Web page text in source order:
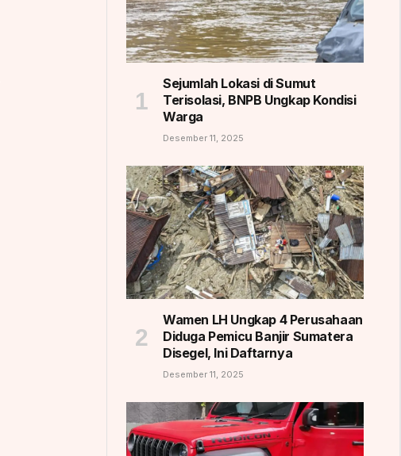
Sejumlah Lokasi di Sumut
Terisolasi, BNPB Ungkap Kondisi
Warga
Desember 11, 2025
Wamen LH Ungkap 4 Perusahaan
Diduga Pemicu Banjir Sumatera
Disegel, Ini Daftarnya
Desember 11, 2025